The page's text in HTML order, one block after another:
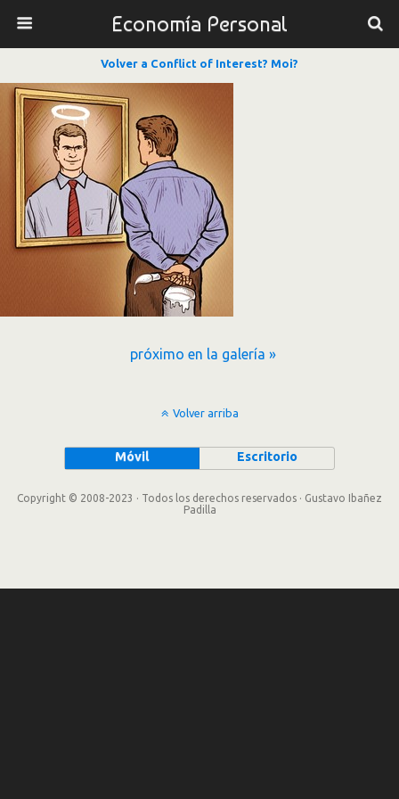
Economía Personal
Volver a Conflict of Interest? Moi?
próximo en la galería »
Volver arriba
Móvil Escritorio
Copyright © 2008-2023 · Todos los derechos reservados · Gustavo Ibañez
Padilla